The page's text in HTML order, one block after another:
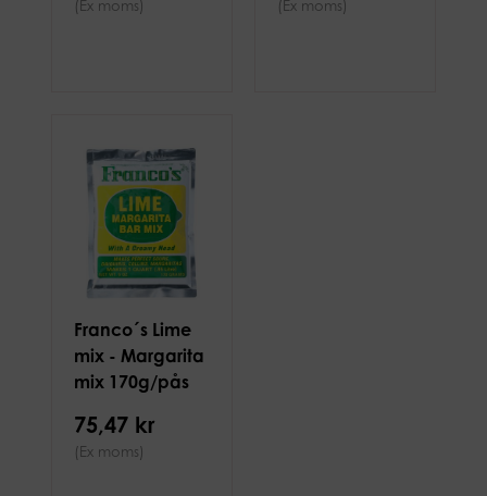
(Ex moms) (Ex moms)
Franco´s Lime
mix - Margarita
mix 170g/pås
75,47 kr
(Ex moms)